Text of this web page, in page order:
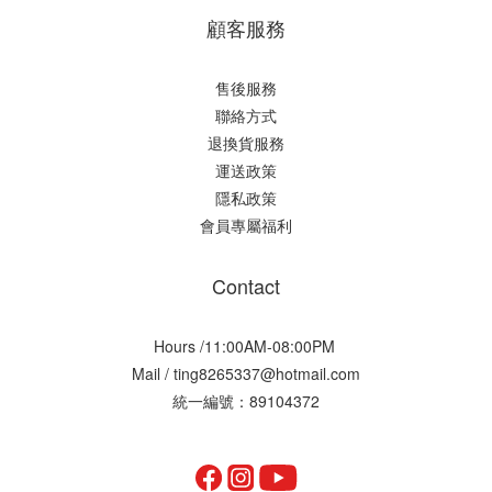
顧客服務
售後服務
聯絡方式
退換貨服務
運送政策
隱私政策
會員專屬福利
Contact
Hours /11:00AM-08:00PM
Mail / ting8265337@hotmail.com
統一編號：89104372